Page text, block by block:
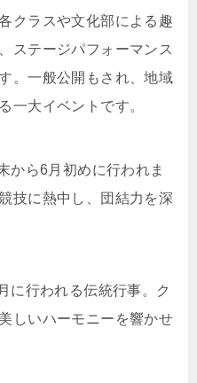
クラスや文化部による趣
ステージパフォーマンス
。一般公開もされ、地域
一大イベントです。
から6月初めに行われま
技に熱中し、団結力を深
に行われる伝統行事。ク
しいハーモニーを響かせ